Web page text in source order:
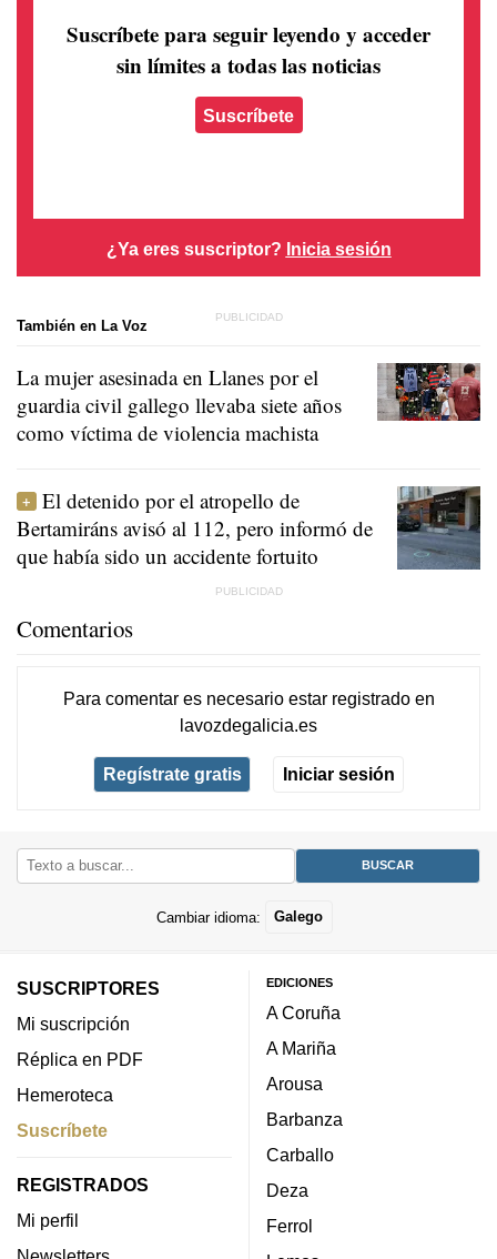
Suscríbete para seguir leyendo y acceder
sin límites a todas las noticias
Suscríbete
¿Ya eres suscriptor? Inicia sesión
También en La Voz
La mujer asesinada en Llanes por el
guardia civil gallego llevaba siete años
como víctima de violencia machista
El detenido por el atropello de
Bertamiráns avisó al 112, pero informó de
que había sido un accidente fortuito
Comentarios
Para comentar es necesario estar registradoen
lavozdegalicia.es
Regístrate gratis Iniciar sesión
Cambiar idioma: Galego
SUSCRIPTORES
Mi suscripción
Réplica en PDF
Hemeroteca
Suscríbete
REGISTRADOS
Mi perfil
EDICIONES
A Coruña
A Mariña
Arousa
Barbanza
Carballo
Deza
Ferrol